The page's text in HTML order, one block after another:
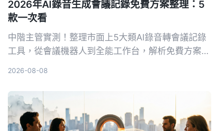
2026年AI錄音生成會議記錄免費方案整理：5
款一次看
中階主管實測！整理市面上5大類AI錄音轉會議記錄
工具，從會議機器人到全能工作台，解析免費方案與
2026-08-08